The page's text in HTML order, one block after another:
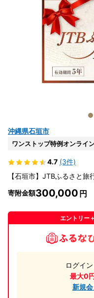
沖縄県石垣市
ワンストップ特例オンライ
4.7 (3件)
【石垣市】JTBふるさと
寄附金額300,000
エントリー
ログイ
最大0
新規